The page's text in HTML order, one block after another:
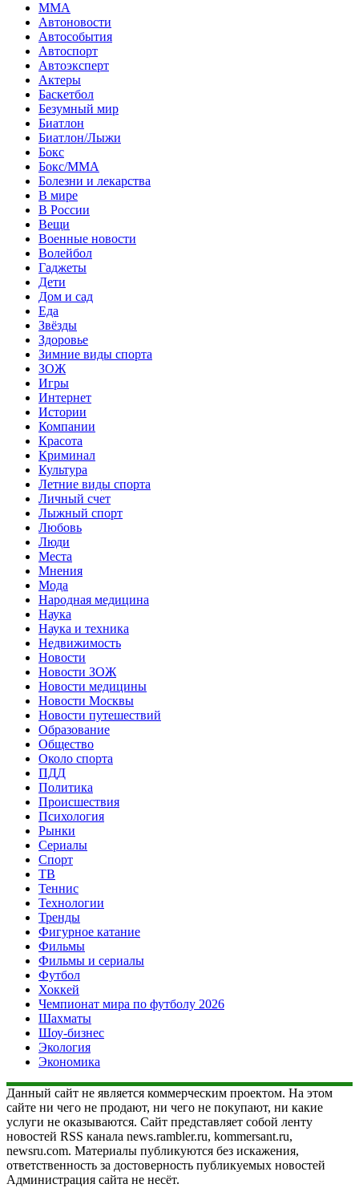
MMA
Автоновости
Автособытия
Автоспорт
Автоэксперт
Актеры
Баскетбол
Безумный мир
Биатлон
Биатлон/Лыжи
Бокс
Бокс/MMA
Болезни и лекарства
В мире
В России
Вещи
Военные новости
Волейбол
Гаджеты
Дети
Дом и сад
Еда
Звёзды
Здоровье
Зимние виды спорта
ЗОЖ
Игры
Интернет
Истории
Компании
Красота
Криминал
Культура
Летние виды спорта
Личный счет
Лыжный спорт
Любовь
Люди
Места
Мнения
Мода
Народная медицина
Наука
Наука и техника
Недвижимость
Новости
Новости ЗОЖ
Новости медицины
Новости Москвы
Новости путешествий
Образование
Общество
Около спорта
ПДД
Политика
Происшествия
Психология
Рынки
Сериалы
Спорт
ТВ
Теннис
Технологии
Тренды
Фигурное катание
Фильмы
Фильмы и сериалы
Футбол
Хоккей
Чемпионат мира по футболу 2026
Шахматы
Шоу-бизнес
Экология
Экономика
Данный сайт не является коммерческим проектом. На этом
сайте ни чего не продают, ни чего не покупают, ни какие
услуги не оказываются. Сайт представляет собой ленту
новостей RSS канала news.rambler.ru, kommersant.ru,
newsru.com. Материалы публикуются без искажения,
ответственность за достоверность публикуемых новостей
Администрация сайта не несёт.